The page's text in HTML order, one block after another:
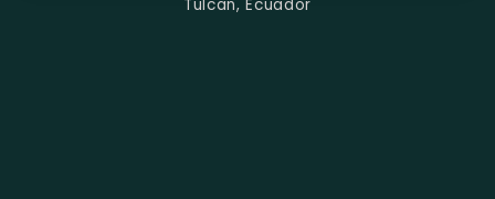
Tulcan, Ecuador